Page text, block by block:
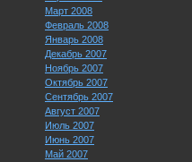
Март 2008
Февраль 2008
Январь 2008
Декабрь 2007
Ноябрь 2007
Октябрь 2007
Сентябрь 2007
Август 2007
Июль 2007
Июнь 2007
Май 2007